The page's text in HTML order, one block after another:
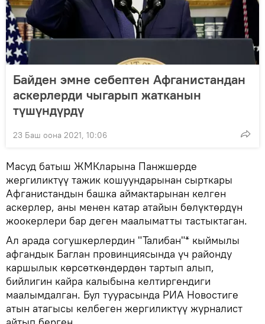
Байден эмне себептен Афганистандан
аскерлерди чыгарып жатканын
түшүндүрдү
23 Баш оона 2021, 10:06
Масуд батыш ЖМКларына Панжшерде
жергиликтүү тажик кошуундарынан сырткары
Афганистандын башка аймактарынан келген
аскерлер, аны менен катар атайын бөлүктөрдүн
жоокерлери бар деген маалыматты тастыктаган.
Ал арада согушкерлердин "Талибан"* кыймылы
афгандык Баглан провинциясында үч районду
каршылык көрсөткөндөрдөн тартып алып,
бийлигин кайра калыбына келтиргендиги
маалымдалган. Бул туурасында РИА Новостиге
атын атагысы келбеген жергиликтүү журналист